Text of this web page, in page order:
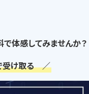
で体感してみませんか？
受け取る ／